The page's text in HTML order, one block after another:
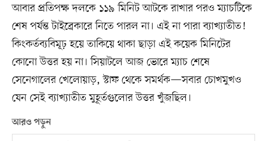
আবার প্রতিপক্ষ দলকে ১১৯ মিনিট আটকে রাখার পরও ম্যাচটিকে
শেষ পর্যন্ত টাইব্রেকারে নিতে পারল না। এই না পারা ব্যাখ্যাতীত!
কিংকর্তব্যবিমূঢ় হয়ে তাকিয়ে থাকা ছাড়া এই কয়েক মিনিটের
কোনো উত্তর হয় না। সিয়াটলে আজ ভোরে ম্যাচ শেষে
সেনেগালের খেলোয়াড়, স্টাফ থেকে সমর্থক—সবার চোখমুখও
যেন সেই ব্যাখ্যাতীত মুহূর্তগুলোর উত্তর খুঁজছিল।
আরও পড়ুন